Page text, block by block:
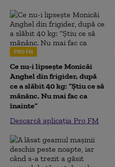
PRO FM
Ce nu-i lipsește Monicăi
Anghel din frigider, după
ce a slăbit 40 kg: “Știu ce să
mănânc. Nu mai fac ca
înainte”
Descarcă aplicația Pro FM